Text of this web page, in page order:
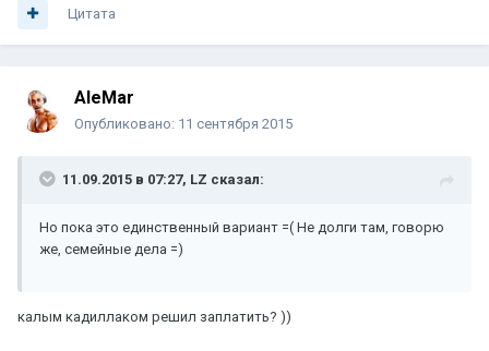
Цитата
AleMar
Опубликовано: 11 сентября 2015
11.09.2015 в 07:27, LZ сказал:
Но пока это единственный вариант =( Не долги там, говорю
же, семейные дела =)
калым кадиллаком решил заплатить? ))